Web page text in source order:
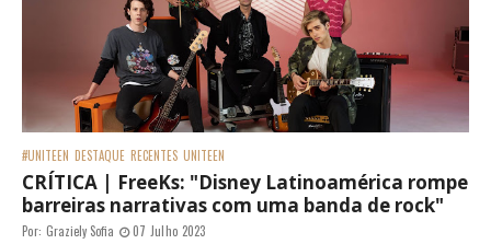
#UNITEEN DESTAQUE RECENTES UNITEEN
CRÍTICA | FreeKs: "Disney Latinoamérica rompe
barreiras narrativas com uma banda de rock"
Por: Graziely Sofia 07 Julho 2023